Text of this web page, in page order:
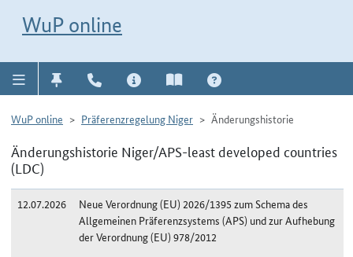
WuP online
WuP online Präferenzregelung Niger Änderungshistorie
Änderungshistorie Niger/APS-least developed countries
(LDC)
12.07.2026
Neue Verordnung (EU) 2026/1395 zum Schema des
Allgemeinen Präferenzsystems (APS) und zur Aufhebung
der Verordnung (EU) 978/2012